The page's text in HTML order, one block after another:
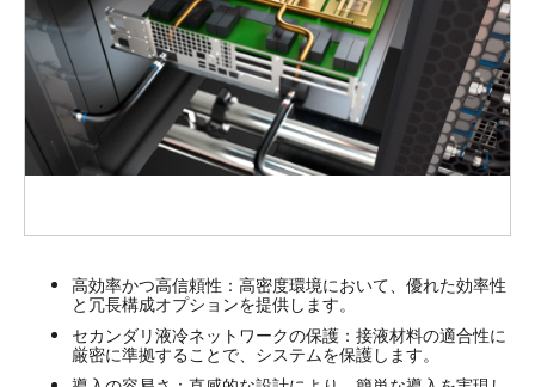
高効率かつ高信頼性： 高密度環境において、優れた効率性
と冗長構成オプションを提供します。
セカンダリ液冷ネットワークの保護： 接液材料の適合性に
厳密に準拠することで、システムを保護します。